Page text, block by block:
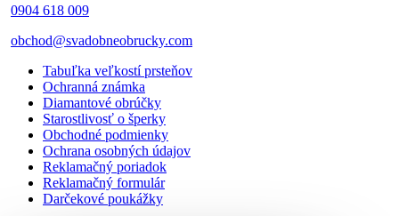
0904 618 009
obchod@svadobneobrucky.com
Tabuľka veľkostí prsteňov
Ochranná známka
Diamantové obrúčky
Starostlivosť o šperky
Obchodné podmienky
Ochrana osobných údajov
Reklamačný poriadok
Reklamačný formulár
Darčekové poukážky